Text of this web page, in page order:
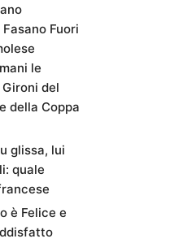
Fuori
le
del
della Coppa
glissa, lui
quale
è Felice e